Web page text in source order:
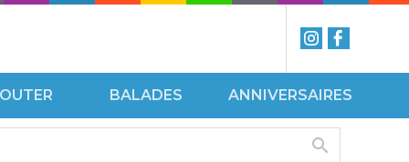
BALADES ANNIVERSAIRES